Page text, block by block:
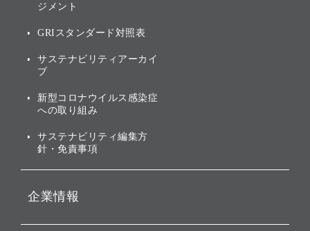
株主・投資家情報（IR）に
ガバナンス
投資先のサステナビリティ
ジメント
GRIスタンダード対照表
サステナビリティアーカイ
ブ
新型コロナウイルス感染症
への取り組み
サステナビリティ編集方
針・免責事項
企業情報